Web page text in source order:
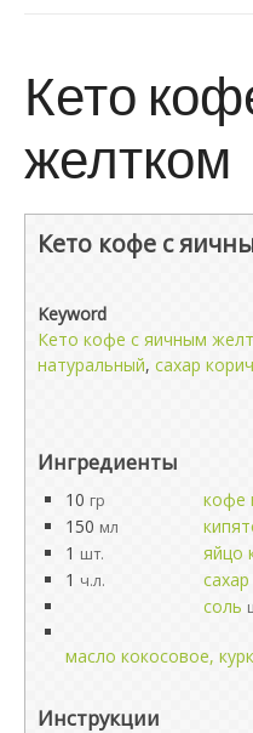
Кето
желтком
Кето кофе с
Keyword
Кето кофе с яичным
натуральный, сахар
Ингредиенты
10 гр
кофе
150 мл
1 шт.
яйцо
1 ч.л.
соль
масло кокосовое,
Инструкции